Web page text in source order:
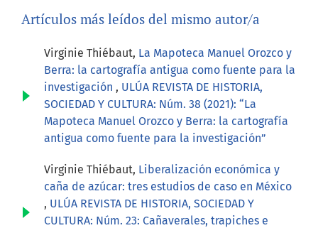
Artículos más leídos del mismo autor/a
Virginie Thiébaut, La Mapoteca Manuel Orozco y
Berra: la cartografía antigua como fuente para la
investigación , ULÚA REVISTA DE HISTORIA,
SOCIEDAD Y CULTURA: Núm. 38 (2021): “La
Mapoteca Manuel Orozco y Berra: la cartografía
antigua como fuente para la investigación”
Virginie Thiébaut, Liberalización económica y
caña de azúcar: tres estudios de caso en México
, ULÚA REVISTA DE HISTORIA, SOCIEDAD Y
CULTURA: Núm. 23: Cañaverales, trapiches e